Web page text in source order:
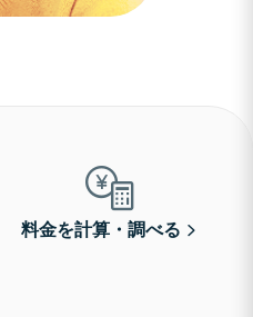
料金を計算・調べる